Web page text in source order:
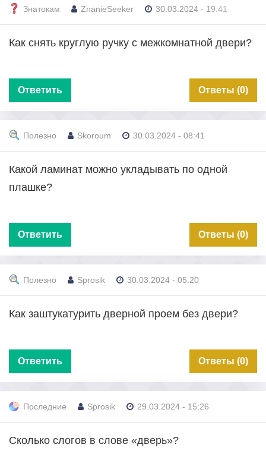
Знатокам ZnanieSeeker 30.03.2024 - 19:41
Как снять круглую ручку с межкомнатной двери?
Ответить Ответы (0)
Полезно Skoroum 30.03.2024 - 08:41
Какой ламинат можно укладывать по одной
плашке?
Ответить Ответы (0)
Полезно Sprosik 30.03.2024 - 05:20
Как заштукатурить дверной проем без двери?
Ответить Ответы (0)
Последние Sprosik 29.03.2024 - 15:26
Сколько слогов в слове «дверь»?